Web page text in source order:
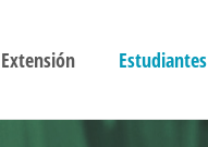
Extensión Estudiantes